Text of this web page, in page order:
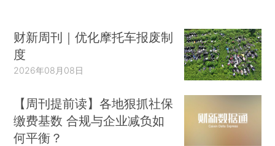
财新周刊｜优化摩托车报废制
度
2026年08月08日
【周刊提前读】各地狠抓社保
缴费基数 合规与企业减负如
何平衡？